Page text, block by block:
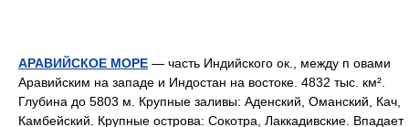
АРАВИЙСКОЕ МОРЕ — часть Индийского ок., между п овами
Аравийским на западе и Индостан на востоке. 4832 тыс. км².
Глубина до 5803 м. Крупные заливы: Аденский, Оманский, Кач,
Камбейский. Крупные острова: Сокотра, Лаккадивские. Впадает